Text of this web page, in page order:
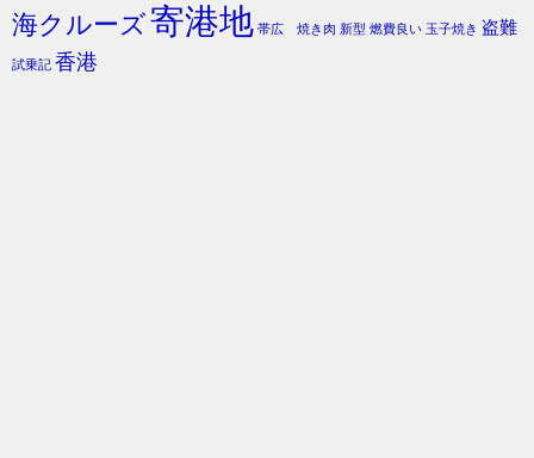
海クルーズ寄港地 帯広 焼き肉 新型 燃費良い 玉子焼き 盗難
試乗記 香港